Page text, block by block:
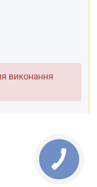
виконання